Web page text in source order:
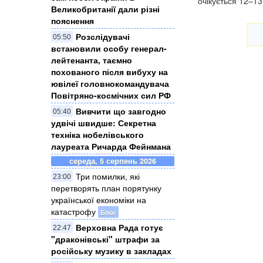
Великобританії дали різні
пояснення
05:50
Розслідувачі
встановили особу генерал-
лейтенанта, таємно
похованого після вибуху на
ювілеї головнокомандувача
Повітряно-космічних сил РФ
05:40
Вивчити що завгодно
удвічі швидше: Секретна
техніка нобелівського
лауреата Ричарда Фейнмана
середа, 5 серпень 2026
23:00 Три помилки, які
перетворять план порятунку
української економіки на
катастрофу Блог
22:47
Верховна Рада готує
"драконівські" штрафи за
російську музику в закладах